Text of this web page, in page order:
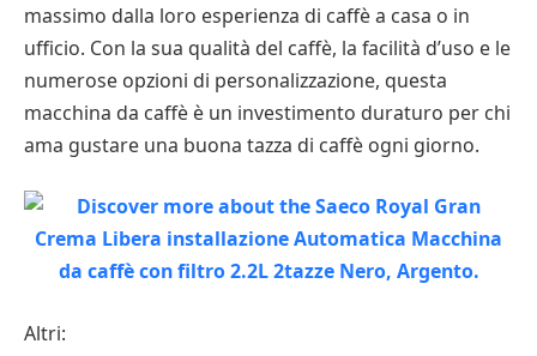
massimo dalla loro esperienza di caffè a casa o in
ufficio. Con la sua qualità del caffè, la facilità d’uso e le
numerose opzioni di personalizzazione, questa
macchina da caffè è un investimento duraturo per chi
ama gustare una buona tazza di caffè ogni giorno.
Altri: